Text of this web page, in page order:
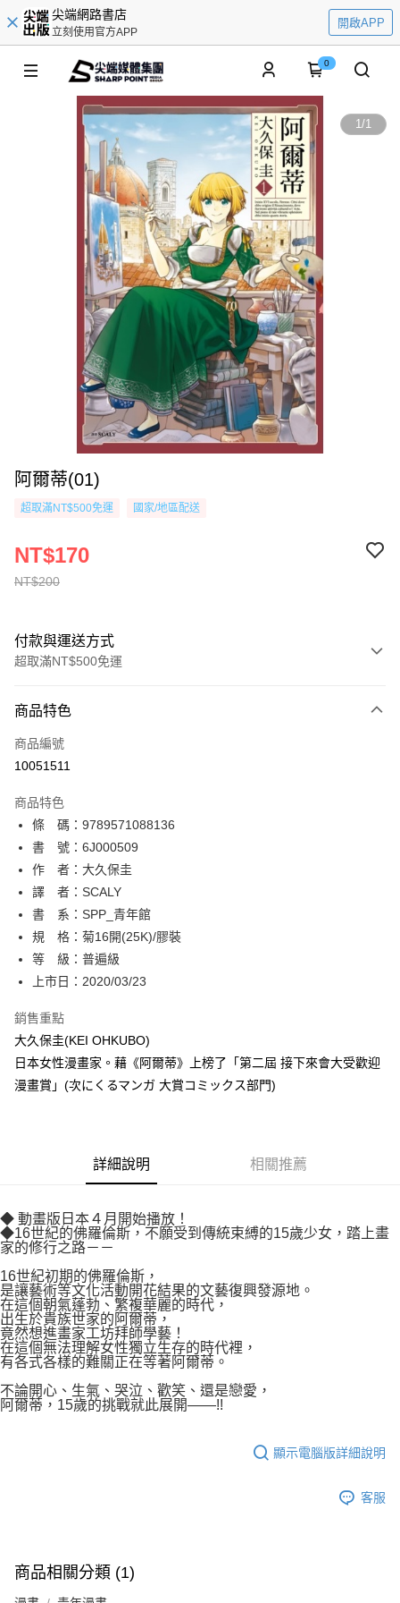
尖端網路書店
立刻使用官方APP
開啟APP
0
1/1
阿爾蒂(01)
超取滿NT$500免運 國家/地區配送
NT$200
NT$170
付款與運送方式
超取滿NT$500免運
信用卡一次付款
超商取貨付款
相關說明
【關於「AFTEE先享後付」】
AFTEE先享後付是「在收到商品之後才付款」的支付方式。 讓您購物簡單
便利好安心！
１．簡單：不需註冊會員、不需綁卡、不需儲值。
２．便利：只要手機號碼，簡訊認證，即可結帳。
３．安心：先確認商品／服務後，再付款。
【「AFTEE先享後付」結帳流程】
１．於結帳方式選擇「AFTEE先享後付」後，將跳轉至「AFTEE先享後付」
結帳頁面，進行簡訊認證並確認金額後，即可完成結帳。
２．訂單成立數日內，您將收到繳費通知簡訊。
ATM／網路銀行／等多元方式進行付款，方視為交易完成。
※ 請注意：結帳手續完成當下不需立刻繳費，但若您需要取消訂單，請聯絡
購買商品的店家。未經商家同意取消之訂單仍視為有效，需透過AFTEE先享
後付繳納相關費用。
※ 交易是否成功請以「AFTEE先享後付 」之結帳頁面顯示為準，若有關於
１．透過由恩沛科技股份有限公司提供之「AFTEE先享後付」服務完成之交
易，需依本服務之必要範圍內提供個人資料，並將交易相關給付款項請求債
２．關於個人資料處理事宜，請瀏覽以下網址：
https://aftee.tw/terms/#terms3
３．未成年的使用者請事先徵得法定代理人或監護人之同意方可使用
任。
４．使用「AFTEE先享後付」時，將依據個別帳號之用戶狀況，依本公司即
時審查核予不同之上限額度；若仍有額度不足之情形，本公司將視審查結果
請求用戶進行身份認證。
５．嚴禁一人註冊多個帳號或使用他人資訊註冊。若發現惡意使用之情形，
恩沛科技股份有限公司將有權停止該用戶之使用額度並採取法律行動。
ATM付款
運送方式
全家取貨付款
每筆NT$80，滿NT$500(含以上)免運費
付款後全家取貨
每筆NT$80，滿NT$500(含以上)免運費
付款後萊爾富取貨
每筆NT$80，滿NT$500(含以上)免運費
每筆NT$80，滿NT$500(含以上)免運費
每筆NT$100，滿NT$800(含以上)免運費
國家/地區配送
商品特色
商品編號
10051511
商品特色
條 碼：9789571088136
書 號：6J000509
作 者：大久保圭
譯 者：SCALY
書 系：SPP_青年館
規 格：菊16開(25K)/膠裝
等 級：普遍級
上市日：2020/03/23
銷售重點
大久保圭(KEI OHKUBO)
日本女性漫畫家。藉《阿爾蒂》上榜了「第二屆 接下來會大受歡迎
漫畫賞」(次にくるマンガ 大賞コミックス部門)
詳細說明 相關推薦
◆ 動畫版日本４月開始播放！
◆16世紀的佛羅倫斯，不願受到傳統束縛的15歲少女，踏上畫
家的修行之路－－
16世紀初期的佛羅倫斯，
是讓藝術等文化活動開花結果的文藝復興發源地。
在這個朝氣蓬勃、繁複華麗的時代，
出生於貴族世家的阿爾蒂，
竟然想進畫家工坊拜師學藝！
在這個無法理解女性獨立生存的時代裡，
有各式各樣的難關正在等著阿爾蒂。
不論開心、生氣、哭泣、歡笑、還是戀愛，
阿爾蒂，15歲的挑戰就此展開——!!
顯示電腦版詳細說明
客服
商品相關分類 (1)